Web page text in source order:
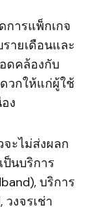
การแพ็กเกจ
ายเดือนและ
ดคล้องกับ
วกให้แก่ผู้ใช้
ง
ะไม่ส่งผลก
ป็นบริการ
บริการ
งจรเช่า